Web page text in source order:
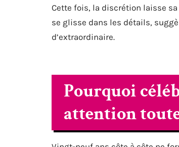
Cette fois, la discrétion laisse
se glisse dans les détails,
d’extraordinaire.
Pourquoi
attention